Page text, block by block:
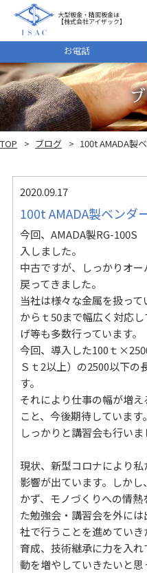
大型板金・精密板金は
【株式会社アイザック】
お電話
TOP ブログ 100t AMADA製
2020.09.17
100t AMADA製ベンダ
今回、AMADA製RG-
入しました。
中古ですが、しっかりオ
戻ってきました。
当社は様々な金属を扱っ
からｔ50まで幅広く対応
げ等も多数行っています。
今回、導入した100ｔ
Ｓｔ2以上）の2500以下の
す。
それにより仕事の幅が増
こと、今後期待しています。
しっかりと講習会も行いま
現状、新型コロナにより
影響が出ています。しか
かず、モノづくりへの情
た勉強会・講習会を外に
社で行うことを進めてい
育成、技術継承に力を入
動を増やしていきたいと思